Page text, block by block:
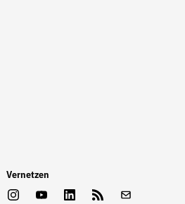
Vernetzen
Instagram
YoutubeLinkedInFeed